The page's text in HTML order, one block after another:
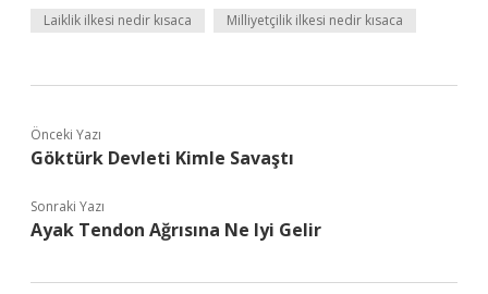
Laiklik ilkesi nedir kısaca Milliyetçilik ilkesi nedir kısaca
Önceki Yazı
Göktürk Devleti Kimle Savaştı
Sonraki Yazı
Ayak Tendon Ağrısına Ne Iyi Gelir